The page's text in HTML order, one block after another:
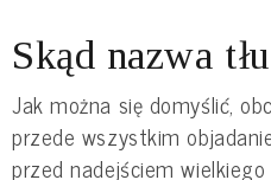
Skąd nazwa
Jak można się domyślić,
przede wszystkim
przed nadejściem